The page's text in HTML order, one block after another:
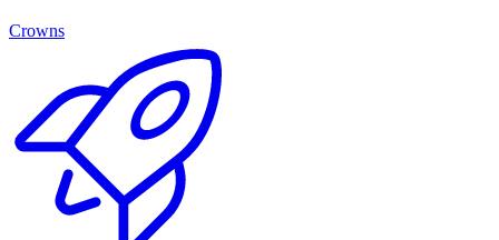
Crowns